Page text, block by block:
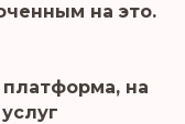
на это.
на